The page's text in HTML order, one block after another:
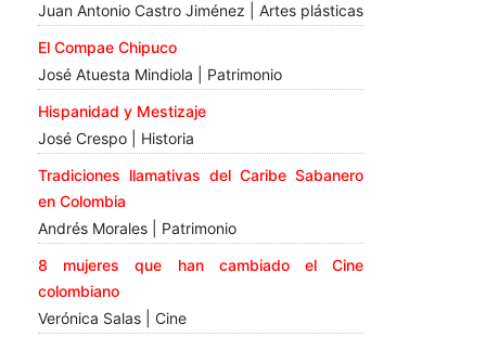
Juan Antonio Castro Jiménez | Artes plásticas
El Compae Chipuco
José Atuesta Mindiola | Patrimonio
Hispanidad y Mestizaje
José Crespo | Historia
Tradiciones llamativas del Caribe Sabanero
en Colombia
Andrés Morales | Patrimonio
8 mujeres que han cambiado el Cine
colombiano
Verónica Salas | Cine